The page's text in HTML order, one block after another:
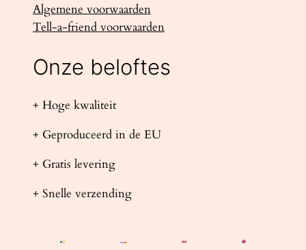
Algemene voorwaarden
Tell-a-friend voorwaarden
Onze beloftes
+ Hoge kwaliteit
+ Geproduceerd in de EU
+ Gratis levering
+ Snelle verzending